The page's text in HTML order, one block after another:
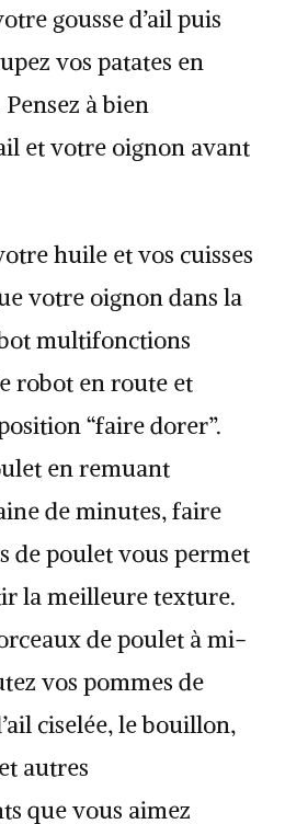
gousse d’ail puis
vos patates en
à bien
et votre oignon avant
huile et vos cuisses
votre oignon dans la
multifonctions
robot en route et
“faire dorer”.
en remuant
de minutes, faire
de poulet vous permet
la meilleure texture.
de poulet à mi-
vos pommes de
ciselée, le bouillon,
autres
que vous aimez